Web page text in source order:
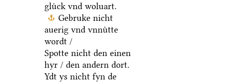
gluͤck vnd woluart.
Gebruke nicht
auerig vnd vnnuͤtte
wordt /
Spotte nicht den einen
hyr / den andern dort.
Ydt ys nicht fyn de